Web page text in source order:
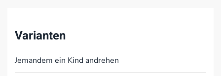
Varianten
Jemandem ein Kind andrehen